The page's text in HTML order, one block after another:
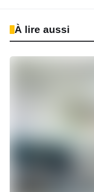
À lire aussi